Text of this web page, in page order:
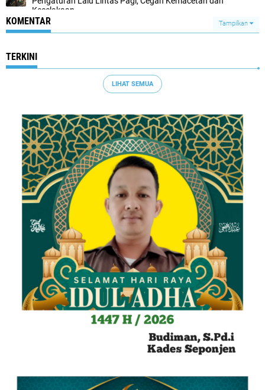
Kecelakaan
KOMENTAR Tampilkan
TERKINI
LIHAT SEMUA